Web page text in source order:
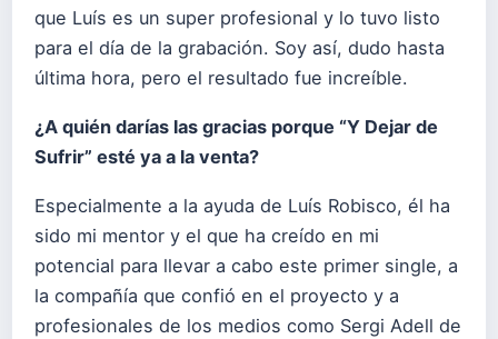
que Luís es un super profesional y lo tuvo listo
para el día de la grabación. Soy así, dudo hasta
última hora, pero el resultado fue increíble.
¿A quién darías las gracias porque “Y Dejar de
Sufrir” esté ya a la venta?
Especialmente a la ayuda de Luís Robisco, él ha
sido mi mentor y el que ha creído en mi
potencial para llevar a cabo este primer single, a
la compañía que confió en el proyecto y a
profesionales de los medios como Sergi Adell de